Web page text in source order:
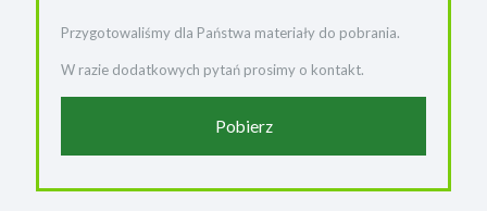
Przygotowaliśmy dla Państwa materiały do pobrania.
W razie dodatkowych pytań prosimy o kontakt.
Pobierz